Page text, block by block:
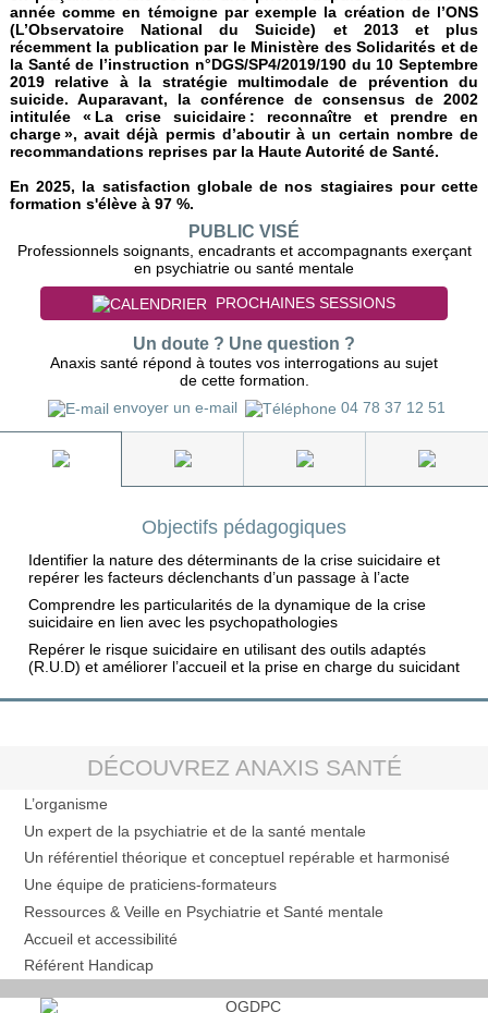
année comme en témoigne par exemple la création de l’ONS
(L’Observatoire National du Suicide) et 2013 et plus
récemment la publication par le Ministère des Solidarités et de
la Santé de l’instruction n°DGS/SP4/2019/190 du 10 Septembre
2019 relative à la stratégie multimodale de prévention du
suicide. Auparavant, la conférence de consensus de 2002
intitulée « La crise suicidaire : reconnaître et prendre en
charge », avait déjà permis d’aboutir à un certain nombre de
recommandations reprises par la Haute Autorité de Santé.
En 2025, la satisfaction globale de nos stagiaires pour cette
formation s'élève à 97 %.
PUBLIC VISÉ
Professionnels soignants, encadrants et accompagnants exerçant
en psychiatrie ou santé mentale
PROCHAINES SESSIONS
Un doute ? Une question ?
Anaxis santé répond à toutes vos interrogations au sujet
de cette formation.
envoyer un e-mail
04 78 37 12 51
Objectifs pédagogiques
Identifier la nature des déterminants de la crise suicidaire et
repérer les facteurs déclenchants d’un passage à l’acte
Comprendre les particularités de la dynamique de la crise
suicidaire en lien avec les psychopathologies
Repérer le risque suicidaire en utilisant des outils adaptés
(R.U.D) et améliorer l’accueil et la prise en charge du suicidant
DÉCOUVREZ ANAXIS SANTÉ
L’organisme
Un expert de la psychiatrie et de la santé mentale
Un référentiel théorique et conceptuel repérable et harmonisé
Une équipe de praticiens-formateurs
Ressources & Veille en Psychiatrie et Santé mentale
Accueil et accessibilité
Référent Handicap